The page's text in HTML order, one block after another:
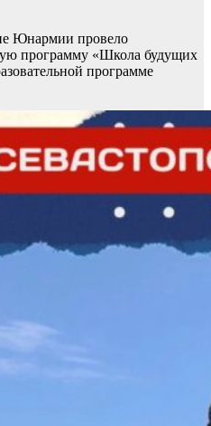
Юнармии провело
программу «Школа будущих
программе